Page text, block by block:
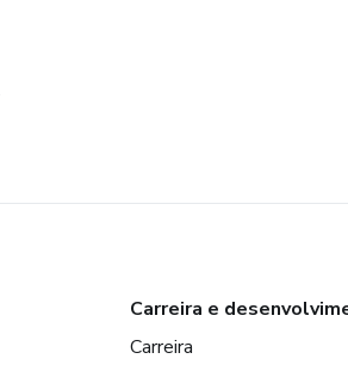
Carreira e
Carreira